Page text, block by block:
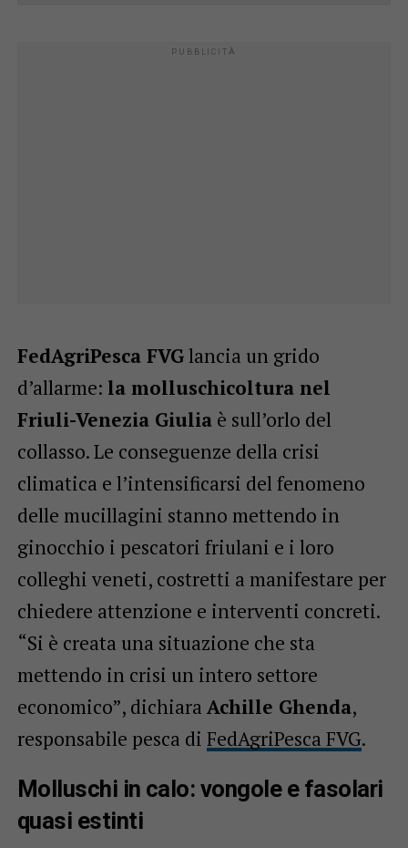
FedAgriPesca FVGlancia un grido
d’allarme: la molluschicoltura nel
Friuli-Venezia Giuliaè sull’orlo del
collasso. Le conseguenze della crisi
climatica e l’intensificarsi del fenomeno
delle mucillagini stanno mettendo in
ginocchio i pescatori friulani e i loro
colleghi veneti, costretti a manifestare per
chiedere attenzione e interventi concreti.
“Si è creata una situazione che sta
mettendo in crisi un intero settore
economico”, dichiara Achille Ghenda,
responsabile pesca di FedAgriPesca FVG.
Molluschi in calo: vongole e fasolari
quasi estinti